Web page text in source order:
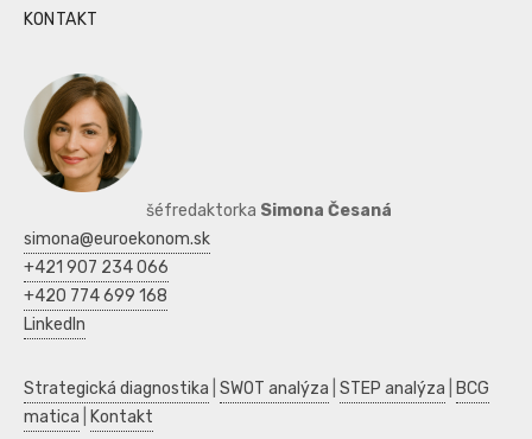
KONTAKT
šéfredaktorka Simona Česaná
simona@euroekonom.sk
+421 907 234 066
+420 774 699 168
LinkedIn
Strategická diagnostika SWOT analýza STEP analýza
BCG
matica
Kontakt